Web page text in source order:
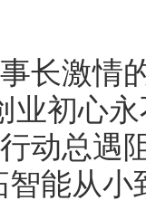
长激情
业初心
动总遇
智能从